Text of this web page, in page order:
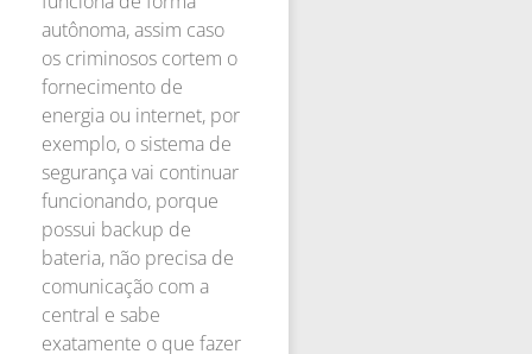
autônoma, assim caso
os criminosos cortem o
fornecimento de
energia ou internet, por
exemplo, o sistema de
segurança vai continuar
funcionando, porque
possui backup de
bateria, não precisa de
comunicação com a
central e sabe
exatamente o que fazer